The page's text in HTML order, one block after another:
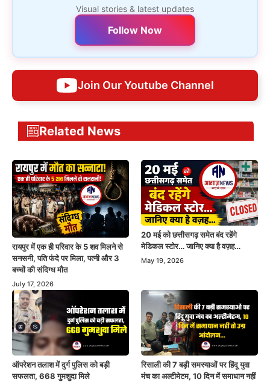
Visual stories & latest updates
Follow Now
Join Our Youtube Channel
Related News
रायपुर में एक ही परिवार के 5 शव मिलने से
सनसनी, पति फंदे पर मिला, पत्नी और 3
बच्चों की संदिग्ध मौत
July 17, 2026
20 मई को छत्तीसगढ़ समेत बंद रहेंगे
मेडिकल स्टोर… जानिए क्या है वज़ह…
May 19, 2026
ऑपरेशन तलाश में दुर्ग पुलिस को बड़ी
सफलता, 668 गुमशुदा मिले
रिसाली की 7 बड़ी समस्याओं पर हिंदू युवा
मंच का अल्टीमेटम, 10 दिन में समाधान नहीं